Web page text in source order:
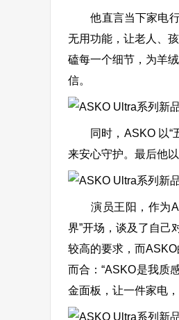
他直言当下家电行
无用功能，让老人、
磕每一个细节，为羊
信。
同时，ASKO 以“五
来安心守护。最后他
演员王阳，作为
界”开场，谈及了自己
较高的要求，而
而合：“ASKO是我质
金面板，让一件家电